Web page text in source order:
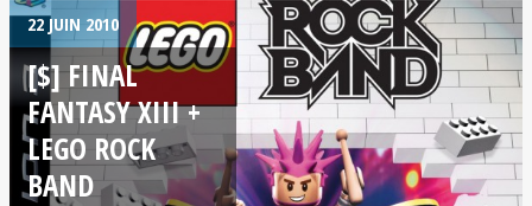
22 JUIN 2010
[$] FINAL
FANTASY XIII +
LEGO ROCK
BAND